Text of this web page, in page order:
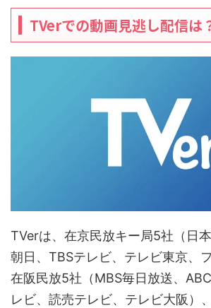
TVerでの動画見逃し配信は
TVerは、在京民放キー局5社（日
朝日、TBSテレビ、テレビ東京、
在阪民放5社（MBS毎日放送、
レビ、読売テレビ、テレビ大阪）